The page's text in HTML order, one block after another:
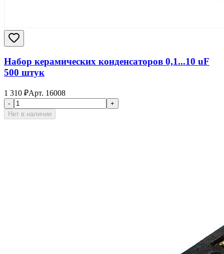
Набор керамических конденсаторов 0,1...10 uF
500 штук
1 310 ₽Арт. 16008
-
+
Нет в наличии